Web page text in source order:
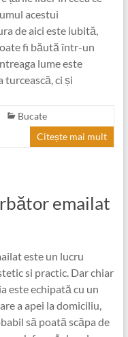
acestui
de aici este iubită,
fi băută într-un
lume este
turcească, ci și
Bucate
Citește mai mult
emailat
este un lucru
si practic. Dar chiar
este echipată cu un
a apei la domiciliu,
să poată scăpa de